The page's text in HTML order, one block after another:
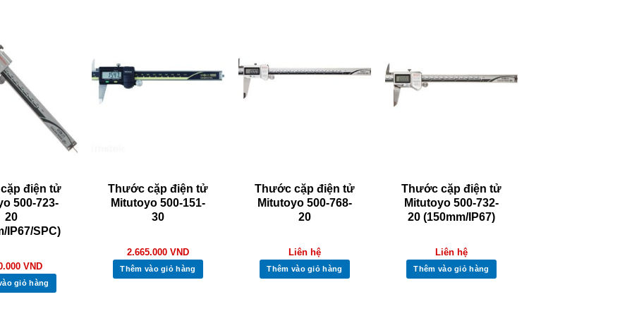
điện tử
500-723-
20
IP67/SPC)
VND
giỏ hàng
Thước cặp điện tử
Mitutoyo 500-151-
30
2.665.000 VND
Thêm vào giỏ hàng
Thước cặp điện tử
Mitutoyo 500-768-
20
Liên hệ
Thêm vào giỏ hàng
Thước cặp điện tử
Mitutoyo 500-732-
20 (150mm/IP67)
Liên hệ
Thêm vào giỏ hàng